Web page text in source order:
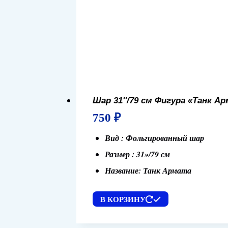
Шар 31″/79 см Фигура «Танк
750 ₽
Вид : Фольгированный шар
Размер : 31»/79 см
Название: Танк Армата
В КОРЗИНУ